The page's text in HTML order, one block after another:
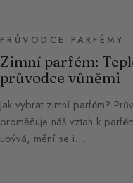
PRŮVODCE PARFÉMY
Zimní parfém:
průvodce vůněmi
Jak vybrat zimní parfém?
proměňuje náš vztah k
ubývá, mění se i…